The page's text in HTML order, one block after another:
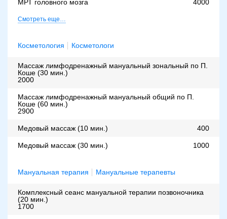
МРТ головного мозга 4000
Смотреть еще…
Косметология Косметологи
Массаж лимфодренажный мануальный зональный по П.
Коше (30 мин.)
2000
Массаж лимфодренажный мануальный общий по П.
Коше (60 мин.)
2900
Медовый массаж (10 мин.) 400
Медовый массаж (30 мин.) 1000
Мануальная терапия Мануальные терапевты
Комплексный сеанс мануальной терапии позвоночника
(20 мин.)
1700